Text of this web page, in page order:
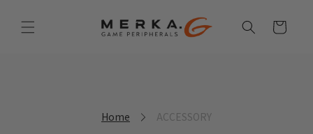
content
Cart
Home ACCESSORY